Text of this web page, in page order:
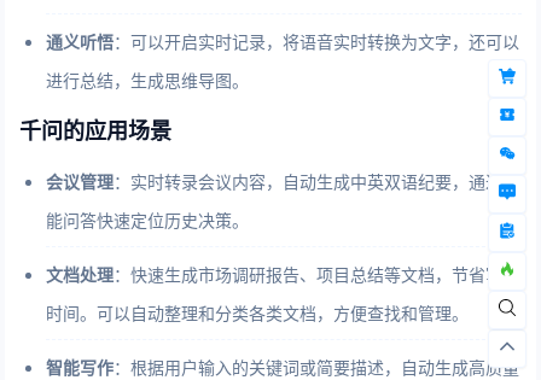
通义听悟：可以开启实时记录，将语音实时转换为文字，还可以
进行总结，生成思维导图。
千问的应用场景
会议管理：实时转录会议内容，自动生成中英双语纪要，通过智
能问答快速定位历史决策。
文档处理：快速生成市场调研报告、项目总结等文档，节省写作
时间。可以自动整理和分类各类文档，方便查找和管理。
智能写作：根据用户输入的关键词或简要描述，自动生成高质量